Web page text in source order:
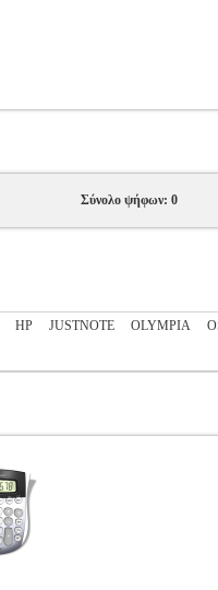
Σύνολο ψήφων: 0
HP JUSTNOTE OLYMPIA